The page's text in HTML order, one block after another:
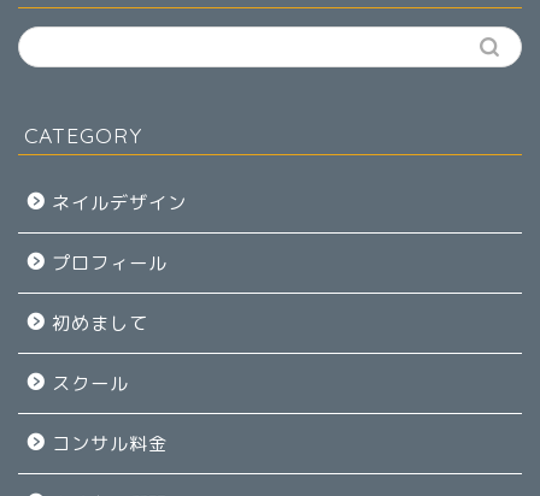
CATEGORY
ネイルデザイン
プロフィール
初めまして
スクール
コンサル料金